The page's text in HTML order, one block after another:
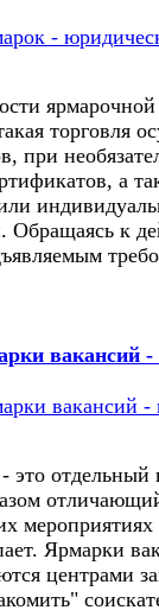
ярмарочной
торговля
при
а
Обращаясь к
вакансий -
это отдельный
Ярмарки
центрами